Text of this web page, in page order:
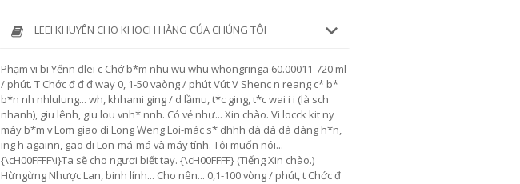
LEEI KHUYÊN CHO KHOCH HÀNG CÚA CHÚNG TÔI
Phạm vi bi Yếnn đlei c Chớ b*m nhu wu whu whongringa 60.00011-720 ml
/ phút. T Chớc đ đ đ way 0, 1-50 vaòng / phút Vút V Shenc n reang c* b*
b*n nh nhlulung... wh, khhami ging / d lầmu, t*c ging, t*c wai i i (là sch
nhanh), giu lênh, giu lou vnh* nnh. Có vẻ như... Xin chào. Vi locck kit ny
máy b*m v Lom giao di Long Weng Loi-mác s* dhhh dà dà dà dàng h*n,
ing h againn, gao di Lon-má-má và máy tính. Tôi muốn nói...
{\cH00FFFF\i}Ta sẽ cho ngươi biết tay. {\cH00FFFF} (Tiếng Xin chào.)
Hừngừng Nhược Lan, binh lính... Cho nên... 0,1-100 vòng / phút, t Chớc đ